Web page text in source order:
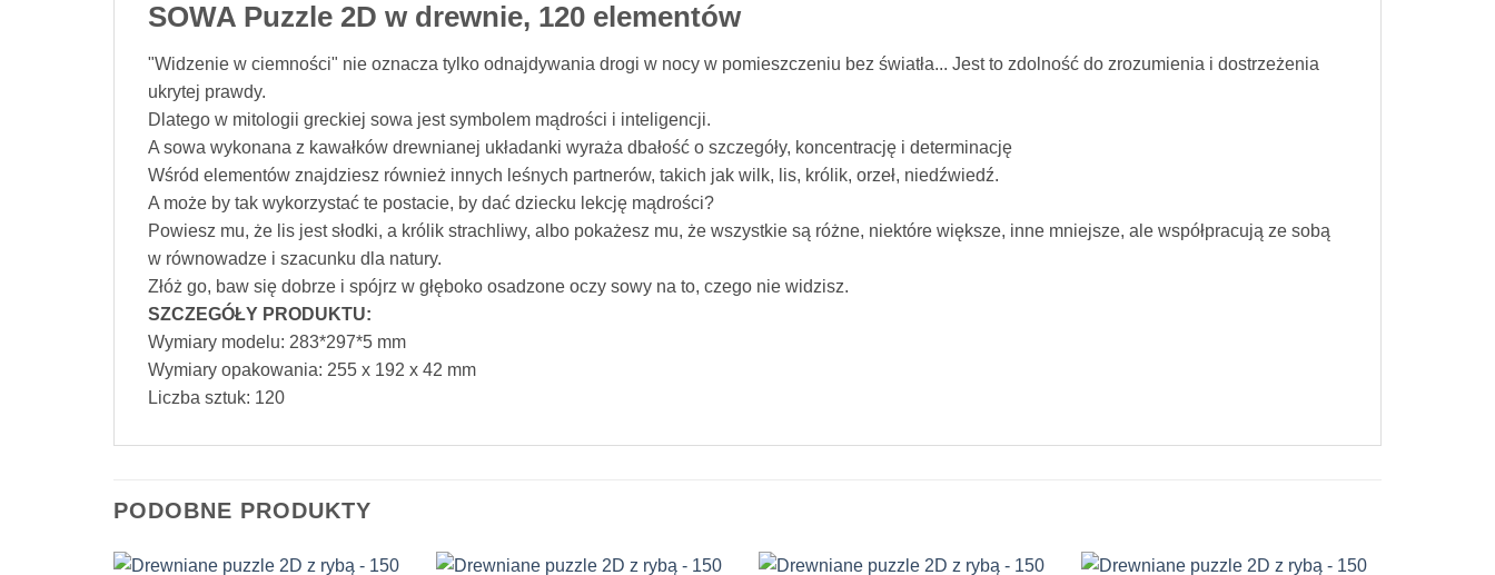
SOWA Puzzle 2D w drewnie, 120 elementów
"Widzenie w ciemności" nie oznacza tylko odnajdywania drogi w nocy w pomieszczeniu bez światła... Jest to zdolność do zrozumienia i dostrzeżenia
ukrytej prawdy.
Dlatego w mitologii greckiej sowa jest symbolem mądrości i inteligencji.
A sowa wykonana z kawałków drewnianej układanki wyraża dbałość o szczegóły, koncentrację i determinację
Wśród elementów znajdziesz również innych leśnych partnerów, takich jak wilk, lis, królik, orzeł, niedźwiedź.
A może by tak wykorzystać te postacie, by dać dziecku lekcję mądrości?
Powiesz mu, że lis jest słodki, a królik strachliwy, albo pokażesz mu, że wszystkie są różne, niektóre większe, inne mniejsze, ale współpracują ze sobą
w równowadze i szacunku dla natury.
Złóż go, baw się dobrze i spójrz w głęboko osadzone oczy sowy na to, czego nie widzisz.
SZCZEGÓŁY PRODUKTU:
Wymiary modelu: 283*297*5 mm
Wymiary opakowania: 255 x 192 x 42 mm
Liczba sztuk: 120
PODOBNE PRODUKTY